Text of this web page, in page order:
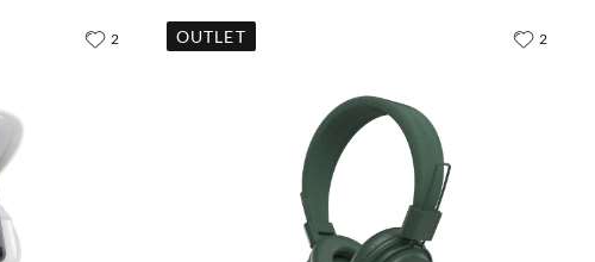
2 OUTLET 2